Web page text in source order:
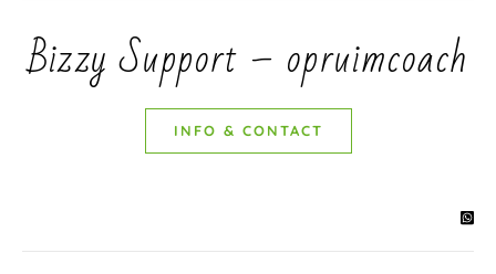
Bizzy Support – opruimcoach
INFO & CONTACT